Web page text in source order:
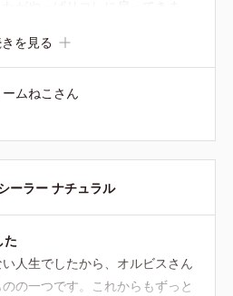
うれい線など明るくしたい所に
を見る
ームねこさん
ーラー ナチュラル
た
人生でしたから、オルビスさん
の一つです。これからもずっと